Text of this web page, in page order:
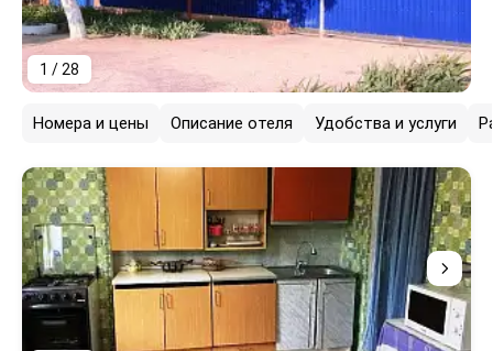
1 / 28
Номера и цены Описание отеля Удобства и услуги